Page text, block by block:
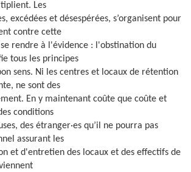
Les
excédées et désespérées, s’organisent pour
contre cette
rendre à l'évidence : l'obstination du
tous les principes
sens. Ni les centres et locaux de rétention
ne sont des
En y maintenant coûte que coûte et
conditions
des étranger·es qu’il ne pourra pas
assurant les
et d'entretien des locaux et des effectifs de